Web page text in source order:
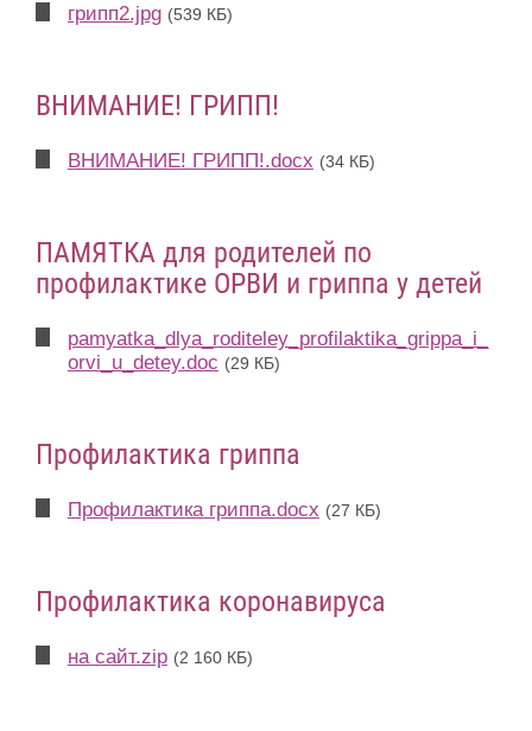
грипп2.jpg (539 КБ)
ВНИМАНИЕ! ГРИПП!
ВНИМАНИЕ! ГРИПП!.docx (34 КБ)
ПАМЯТКА для родителей по
профилактике ОРВИ и гриппа у детей
pamyatka_dlya_roditeley_profilaktika_grippa_i_
orvi_u_detey.doc (29 КБ)
Профилактика гриппа
Профилактика гриппа.docx (27 КБ)
Профилактика коронавируса
на сайт.zip (2 160 КБ)